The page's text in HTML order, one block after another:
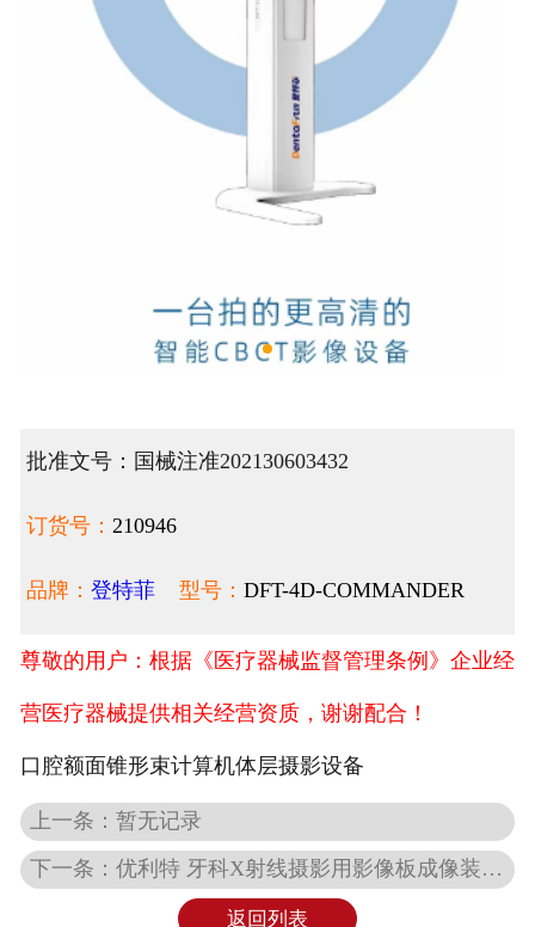
批准文号：国械注准202130603432
订货号： 210946
品牌： 登特菲 型号： DFT-4D-COMMANDER
尊敬的用户：根据《医疗器械监督管理条例》企业经
营医疗器械提供相关经营资质，谢谢配合！
口腔额面锥形束计算机体层摄影设备
上一条：暂无记录
下一条：优利特 牙科X射线摄影用影像板成像装置 EQ-600
返回列表